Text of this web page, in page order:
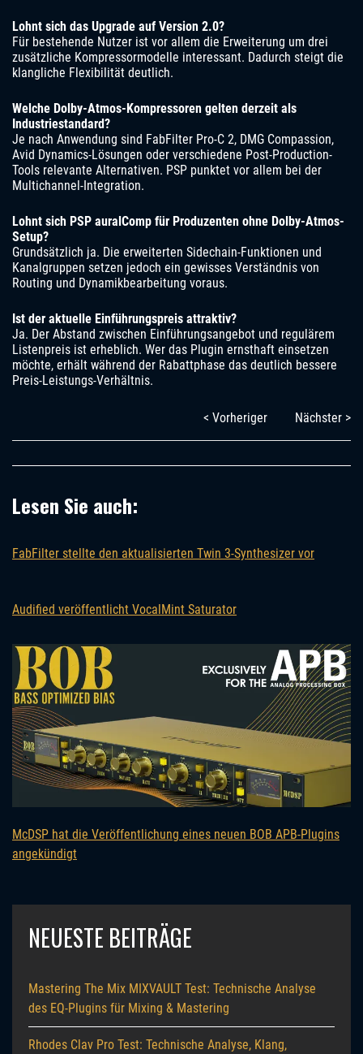
Lohnt sich das Upgrade auf Version 2.0?
Für bestehende Nutzer ist vor allem die Erweiterung um drei
zusätzliche Kompressormodelle interessant. Dadurch steigt die
klangliche Flexibilität deutlich.
Welche Dolby-Atmos-Kompressoren gelten derzeit als
Industriestandard?
Je nach Anwendung sind FabFilter Pro-C 2, DMG Compassion,
Avid Dynamics-Lösungen oder verschiedene Post-Production-
Tools relevante Alternativen. PSP punktet vor allem bei der
Multichannel-Integration.
Lohnt sich PSP auralComp für Produzenten ohne Dolby-Atmos-
Setup?
Grundsätzlich ja. Die erweiterten Sidechain-Funktionen und
Kanalgruppen setzen jedoch ein gewisses Verständnis von
Routing und Dynamikbearbeitung voraus.
Ist der aktuelle Einführungspreis attraktiv?
Ja. Der Abstand zwischen Einführungsangebot und regulärem
Listenpreis ist erheblich. Wer das Plugin ernsthaft einsetzen
möchte, erhält während der Rabattphase das deutlich bessere
Preis-Leistungs-Verhältnis.
< Vorheriger Nächster >
Lesen Sie auch:
FabFilter stellte den aktualisierten Twin 3-Synthesizer vor
Audified veröffentlicht VocalMint Saturator
McDSP hat die Veröffentlichung eines neuen BOB APB-Plugins
angekündigt
NEUESTE BEITRÄGE
Mastering The Mix MIXVAULT Test: Technische Analyse
des EQ-Plugins für Mixing & Mastering
Rhodes Clav Pro Test: Technische Analyse, Klang,